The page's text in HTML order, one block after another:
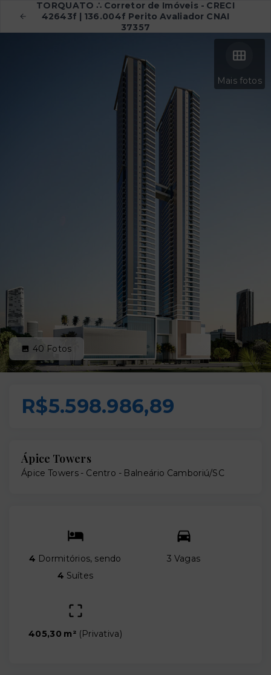
TORQUATO ∴ Corretor de Imóveis - CRECI
42643f | 136.004f Perito Avaliador CNAI
37357
Mais fotos
40 Fotos
R$5.598.986,89
Ápice Towers
Ápice Towers - Centro - Balneário Camboriú/SC
4 Dormitórios, sendo
4 Suítes
3 Vagas
405,30 m² (Privativa)